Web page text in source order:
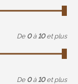
De 0 à 10 et plus
De 0 à 10 et plus